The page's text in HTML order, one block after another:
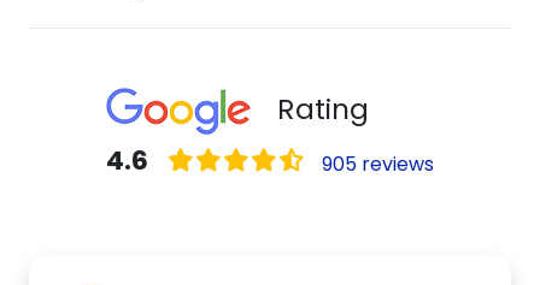
Rating
4.6 905 reviews